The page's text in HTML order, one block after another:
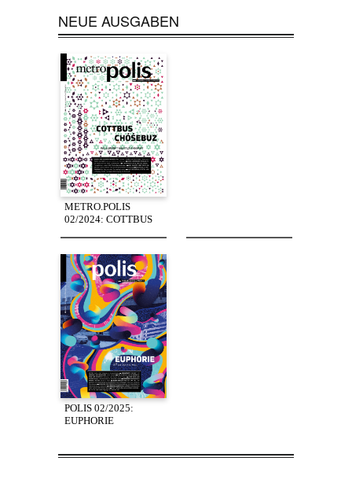
NEUE AUSGABEN
METRO.POLIS
02/2024: COTTBUS
POLIS 02/2025:
EUPHORIE